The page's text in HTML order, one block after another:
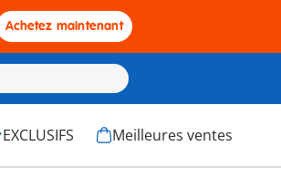
Achetez maintenant
EXCLUSIFS Meilleures ventes